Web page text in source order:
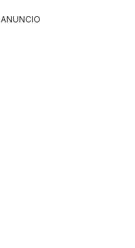
ANUNCIO